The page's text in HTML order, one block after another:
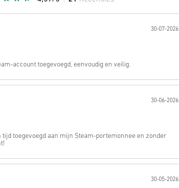
30-07-2026
account toegevoegd, eenvoudig en veilig.
30-06-2026
tijd toegevoegd aan mijn Steam-portemonnee en zonder
30-05-2026